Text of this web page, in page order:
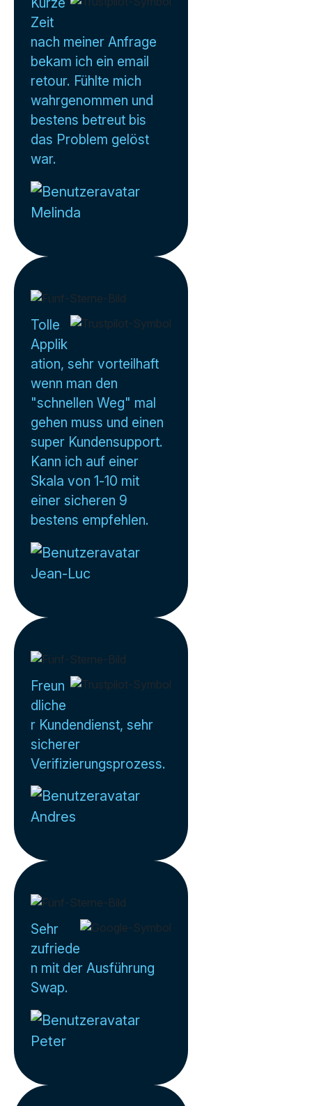
Zeit
nach meiner Anfrage
bekam ich ein email
retour. Fühlte mich
wahrgenommen und
bestens betreut bis
das Problem gelöst
war.
Melinda
Tolle
Applik
ation, sehr vorteilhaft
wenn man den
"schnellen Weg" mal
gehen muss und einen
super Kundensupport.
Kann ich auf einer
Skala von 1-10 mit
einer sicheren 9
bestens empfehlen.
Jean-Luc
Freun
dliche
r Kundendienst, sehr
sicherer
Verifizierungsprozess.
Andres
Sehr
zufriede
n mit der Ausführung
Swap.
Peter